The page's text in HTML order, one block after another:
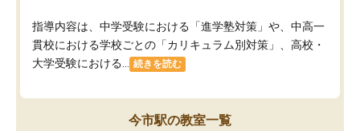
指導内容は、中学受験における「進学塾対策」や、中高一
貫校における学校ごとの「カリキュラム別対策」、高校・
大学受験における...
続きを読む
今市駅の教室一覧